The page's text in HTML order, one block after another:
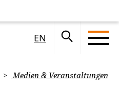
EN
Medien & Veranstaltungen